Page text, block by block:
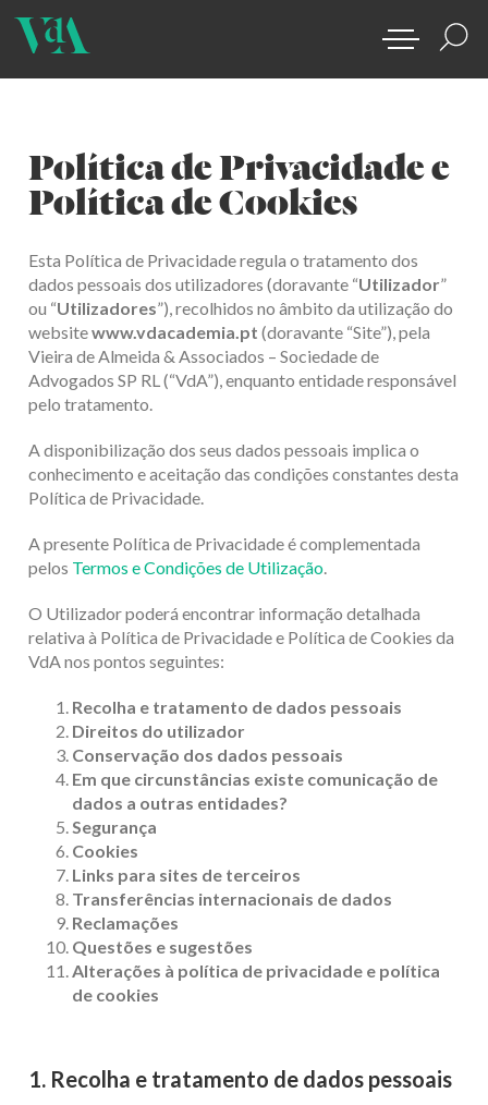
Política de Privacidade e
Política de Cookies
Esta Política de Privacidade regula o tratamento dos
dados pessoais dos utilizadores (doravante “Utilizador”
ou “Utilizadores”), recolhidos no âmbito da utilização do
websitewww.vdacademia.pt (doravante “Site”), pela
Vieira de Almeida & Associados – Sociedade de
Advogados SP RL (“VdA”), enquanto entidade responsável
pelo tratamento.
A disponibilização dos seus dados pessoais implica o
conhecimento e aceitação das condições constantes desta
Política de Privacidade.
A presente Política de Privacidade é complementada
pelos Termos e Condições de Utilização.
O Utilizador poderá encontrar informação detalhada
relativa à Política de Privacidade e Política de Cookies da
VdA nos pontos seguintes:
Recolha e tratamento de dados pessoais
Direitos do utilizador
Conservação dos dados pessoais
Em que circunstâncias existe comunicação de
dados a outras entidades?
Segurança
Cookies
Links para sites de terceiros
Transferências internacionais de dados
Reclamações
Questões e sugestões
Alterações à política de privacidade e política
de cookies
1. Recolha e tratamento de dados pessoais